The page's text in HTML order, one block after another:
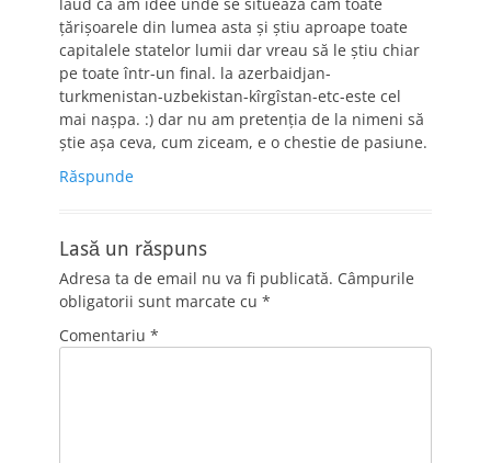
țărișoarele din lumea asta și știu aproape toate
capitalele statelor lumii dar vreau să le știu chiar
pe toate într-un final. la azerbaidjan-
turkmenistan-uzbekistan-kîrgîstan-etc-este cel
mai nașpa. :) dar nu am pretenția de la nimeni să
știe așa ceva, cum ziceam, e o chestie de pasiune.
Răspunde
Lasă un răspuns
Adresa ta de email nu va fi publicată. Câmpurile
obligatorii sunt marcate cu *
Comentariu *